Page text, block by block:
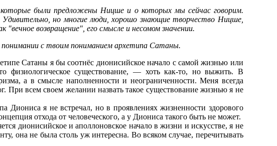
были предложены Ницше и о которых мы сейчас говорим.
Удивительно, но многие люди, хорошо знающие творчество Ницше,
возвращение", его смысле и несомом значении.
понимании с твоим пониманием архетипа Сатаны.
Сатаны я бы соотнёс дионисийское начало с самой жизнью или
физиологическое существование, — хоть как-то, но выжить. В
а в смысле наполненности и неограниченности. Меня всегда
При всем своем желании назвать такое существование жизнью я не
я не встречал, но в проявлениях жизненности здорового
отхода от человеческого, а у Диониса такого быть не может.
дионисийское и аполлоновское начало в жизни и искусстве, я не
она не была столь уж интересна. Во всяком случае, перечитывать